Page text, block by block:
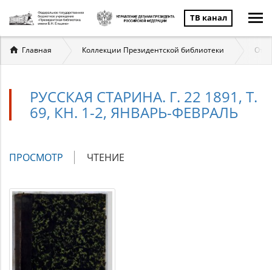
ТВ канал
Вы
здесь
Главная Коллекции Президентской библиотеки
РУССКАЯ СТАРИНА. Г. 22 1891, Т.
69, КН. 1-2, ЯНВАРЬ-ФЕВРАЛЬ
Главные
ПРОСМОТР (АКТИВНАЯ
ЧТЕНИЕ